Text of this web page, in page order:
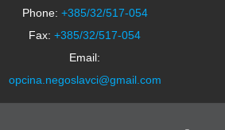
Phone: +385/32/517-054
Fax: +385/32/517-054
Email:
opcina.negoslavci@gmail.com